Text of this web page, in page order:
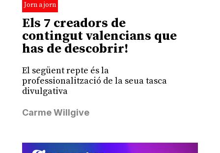
Jorn a jorn
Els 7 creadors de
contingut valencians que
has de descobrir!
El següent repte és la
professionalització de la seua tasca
divulgativa
Carme Willgive